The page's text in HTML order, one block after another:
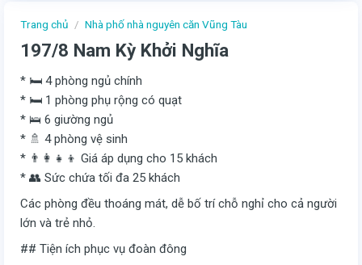
Trang chủ / Nhà phố nhà nguyên căn Vũng Tàu
197/8 Nam Kỳ Khởi Nghĩa
* 🛏️ 4 phòng ngủ chính
* 🛏️ 1 phòng phụ rộng có quạt
* 🛌 6 giường ngủ
* 🚿 4 phòng vệ sinh
* 👨‍👩‍👧‍👦 Giá áp dụng cho 15 khách
* 👥 Sức chứa tối đa 25 khách
Các phòng đều thoáng mát, dễ bố trí chỗ nghỉ cho cả người
lớn và trẻ nhỏ.
## Tiện ích phục vụ đoàn đông